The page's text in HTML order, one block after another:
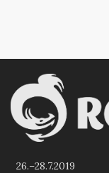
26.–28.7.2019